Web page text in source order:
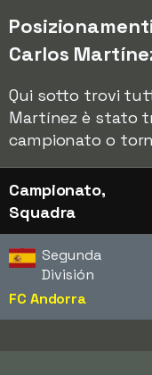
Carlos
Qui sotto trovi
Martínez è stato
campionato o
Campionato,
Squadra
Segunda
División
FC Andorra